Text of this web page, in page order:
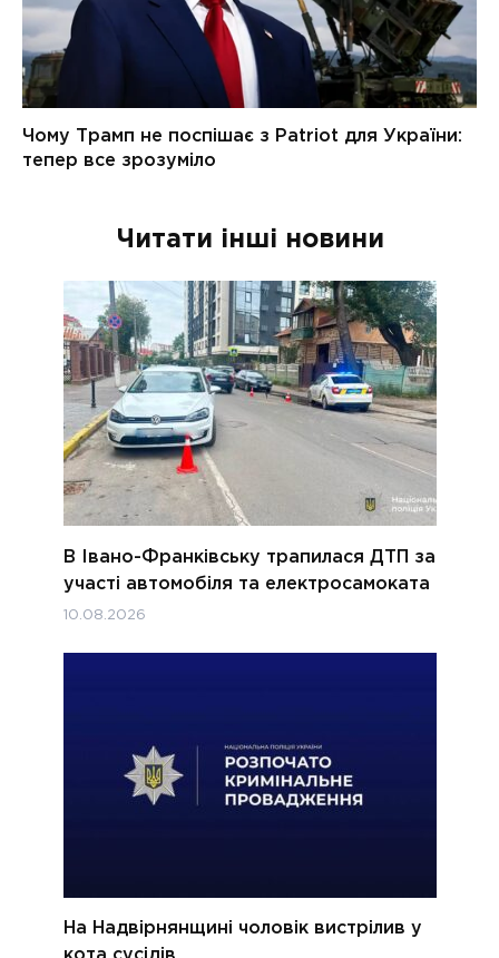
Читати інші новини
В Івано-Франківську трапилася ДТП за
участі автомобіля та електросамоката
10.08.2026
На Надвірнянщині чоловік вистрілив у